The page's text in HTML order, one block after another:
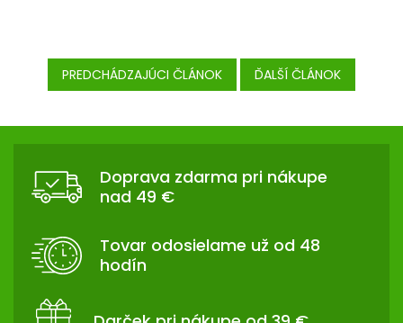
PREDCHÁDZAJÚCI ČLÁNOK ĎALŠÍ ČLÁNOK
Doprava zdarma pri nákupe
nad 49 €
Tovar odosielame už od 48
hodín